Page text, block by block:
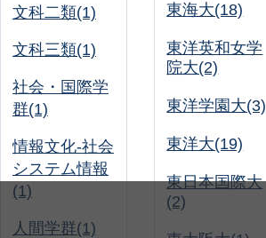
文科二類(1)
文科三類(1)
社会・国際学
群(1)
情報文化-社会
システム情報
(1)
人間学群(1)
東海大(18)
東洋英和女学
院大(2)
東洋学園大(3)
東洋大(19)
東日本国際大
(2)